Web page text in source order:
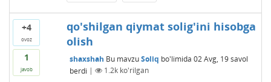
+4
ovoz
1
javob
qo'shilgan qiymat solig'ini hisobga
olish
shaxshah Bu mavzuSoliq bo'limida 02 Avg, 19 savol
berdi | 1.2kko'rilgan